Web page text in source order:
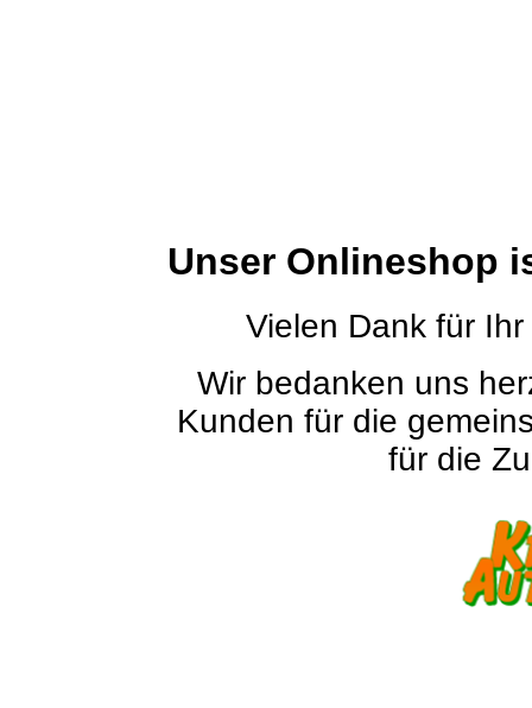
Unser Onlineshop
Vielen Dank für
Wir bedanken uns
Kunden für die
für die